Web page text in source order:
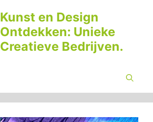
Kunst en Design
Ontdekken: Unieke
Creatieve Bedrijven.